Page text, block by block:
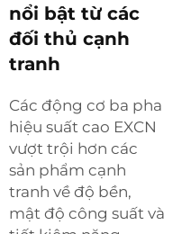
nổi bật từ các
đối thủ cạnh
tranh
Các động cơ ba pha
hiệu suất cao EXCN
vượt trội hơn các
sản phẩm cạnh
tranh về độ bền,
mật độ công suất và